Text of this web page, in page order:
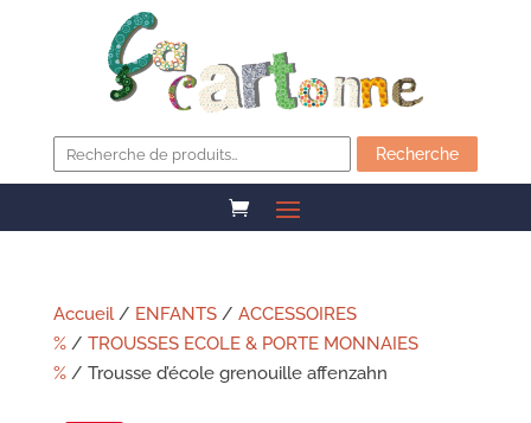
pour :
Recherche
Accueil/ ENFANTS/ ACCESSOIRES
%/ TROUSSES ECOLE & PORTE MONNAIES
%/ Trousse d’école grenouille affenzahn